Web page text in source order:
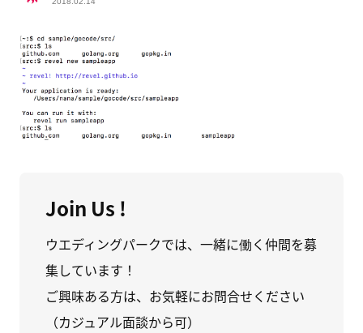
Join Us !
ウエディングパークでは、一緒に働く仲間を募
集しています！
ご興味ある方は、お気軽にお問合せください
（カジュアル面談から可）